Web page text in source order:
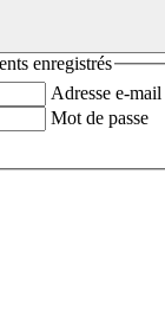
enregistrés
Adresse e-mail
Mot de passe